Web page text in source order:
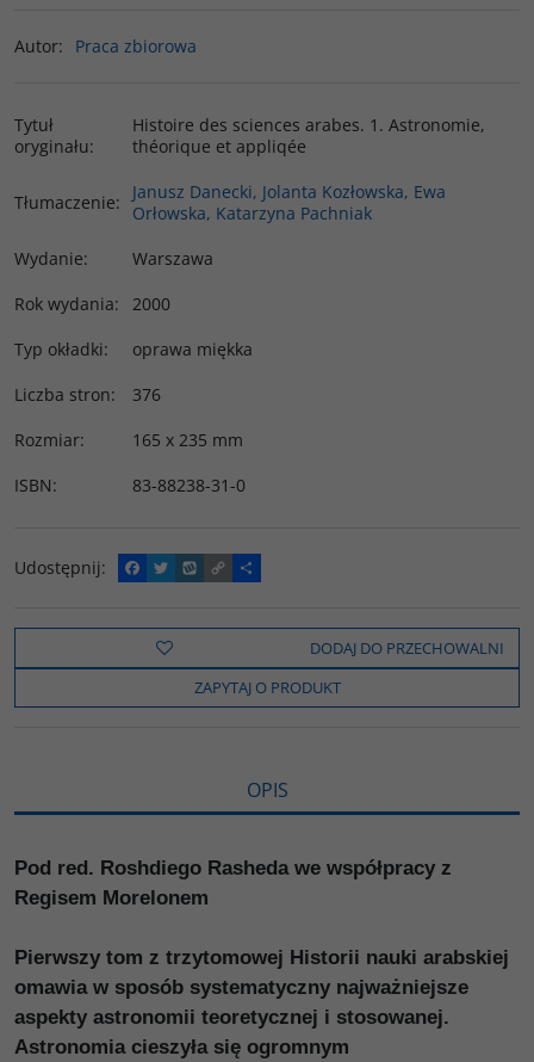
Autor: Praca zbiorowa
Tytuł
oryginału:
Histoire des sciences arabes. 1. Astronomie,
théorique et appliqée
Tłumaczenie:
Janusz Danecki, Jolanta Kozłowska, Ewa
Orłowska, Katarzyna Pachniak
Wydanie:
Warszawa
Rok wydania:
2000
Typ okładki:
oprawa miękka
Liczba stron:
376
Rozmiar:
165 x 235 mm
ISBN: 83-88238-31-0
Udostępnij:
F
a
e
o
k
T
w
t
t
e
W
y
o
C
o
y
i
n
k
P
o
z
e
l
s
DODAJ DO PRZECHOWALNI
ZAPYTAJ O PRODUKT
OPIS
Pod red. Roshdiego Rasheda we współpracy z
Regisem Morelonem
Pierwszy tom z trzytomowej Historii nauki arabskiej
omawia w sposób systematyczny najważniejsze
aspekty astronomii teoretycznej i stosowanej.
Astronomia cieszyła się ogromnym